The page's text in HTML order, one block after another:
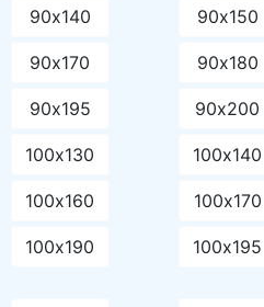
90х140 90х150
90х170 90х180
90х195 90х200
100х130 100х140
100х160 100х170
100х190 100х195